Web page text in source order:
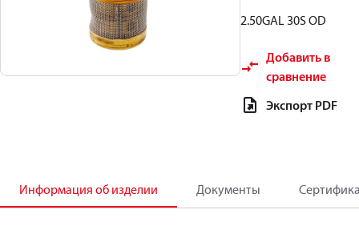
2.50GAL 30S OD
Добавить в
сравнение
Экспорт PDF
Информация об изделии Документы